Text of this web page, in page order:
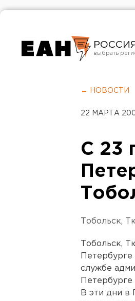
РОССИЯ
← НОВОСТИ
22 МАРТА
С 23
Тобольск,
Тобольск,
службе
В эти дни в